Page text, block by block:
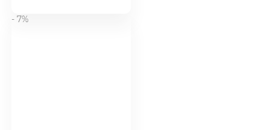
- 7%